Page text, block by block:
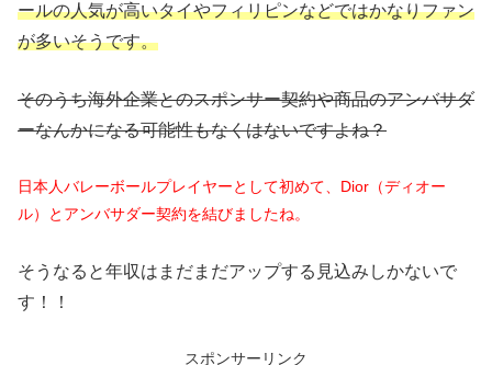
ールの人気が高いタイやフィリピンなどではかなりファン
が多いそうです。
そのうち海外企業とのスポンサー契約や商品のアンバサダ
ーなんかになる可能性もなくはないですよね？
日本人バレーボールプレイヤーとして初めて、Dior（ディオー
ル）とアンバサダー契約を結びましたね。
そうなると年収はまだまだアップする見込みしかないで
す！！
スポンサーリンク